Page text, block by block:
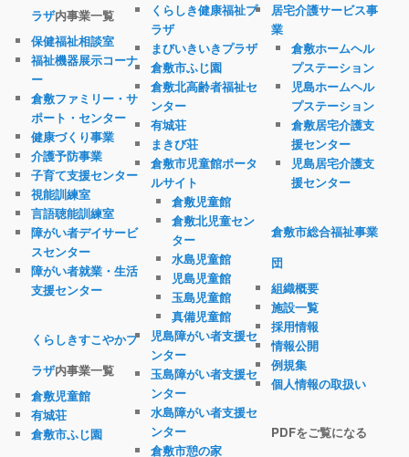
ラザ内事業一覧
保健福祉相談室
福祉機器展示コーナ
ー
倉敷ファミリー・サ
ポート・センター
健康づくり事業
介護予防事業
子育て支援センター
視能訓練室
言語聴能訓練室
障がい者デイサービ
スセンター
障がい者就業・生活
支援センター
くらしきすこやかプ
ラザ内事業一覧
倉敷児童館
有城荘
倉敷市ふじ園
くらしき健康福祉プ
ラザ
まびいきいきプラザ
倉敷市ふじ園
倉敷北高齢者福祉セ
ンター
有城荘
まきび荘
倉敷市児童館ポータ
ルサイト
倉敷児童館
倉敷北児童セン
ター
水島児童館
児島児童館
玉島児童館
真備児童館
児島障がい者支援セ
ンター
玉島障がい者支援セ
ンター
水島障がい者支援セ
ンター
倉敷市憩の家
居宅介護サービス事
業
倉敷ホームヘル
プステーション
児島ホームヘル
プステーション
倉敷居宅介護支
援センター
児島居宅介護支
援センター
倉敷市総合福祉事業
団
組織概要
施設一覧
採用情報
情報公開
例規集
個人情報の取扱い
PDFをご覧になる